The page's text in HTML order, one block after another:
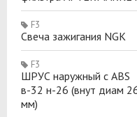
F3
Свеча зажигания NGK
F3
ШРУС наружный с ABS
в-32 н-26 (внут диам
мм)